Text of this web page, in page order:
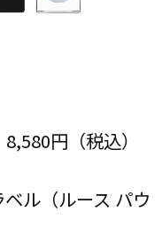
8,580円（税込）
ル（ルース パウ